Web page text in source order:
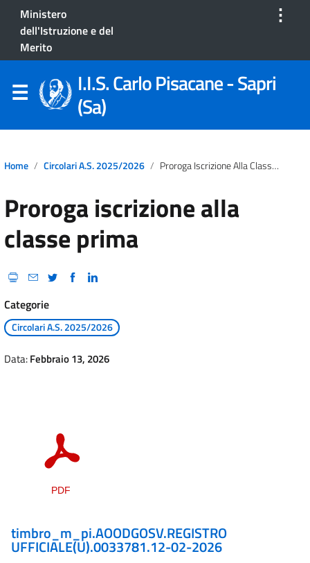
Ministero
dell'Istruzione e del
Merito
⋮
I.I.S. Carlo Pisacane - Sapri
(Sa)
Home Circolari A.S. 2025/2026 Proroga Iscrizione Alla Classe Prima
Proroga iscrizione alla
classe prima
Categorie
Circolari A.S. 2025/2026
Data:Febbraio 13, 2026
timbro_m_pi.AOODGOSV.REGISTRO
UFFICIALE(U).0033781.12-02-2026